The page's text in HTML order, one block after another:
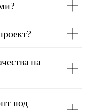
на
под